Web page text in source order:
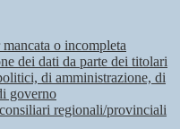
o incompleta
dei dati da parte dei titolari
di amministrazione, di
governo
regionali/provinciali